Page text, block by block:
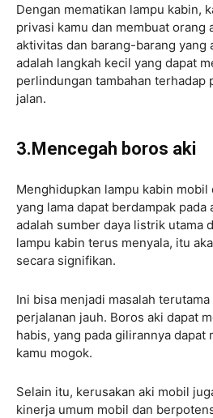
Dengan mematikan lampu kabin,
privasi kamu dan membuat orang
aktivitas dan barang-barang yang
adalah langkah kecil yang dapat
perlindungan tambahan terhadap
jalan.
3.Mencegah boros aki
Menghidupkan lampu kabin mobil
yang lama dapat berdampak pada
adalah sumber daya listrik utama
lampu kabin terus menyala, itu
secara signifikan.
Ini bisa menjadi masalah
perjalanan jauh. Boros aki dapat
habis, yang pada gilirannya dapat
kamu mogok.
Selain itu, kerusakan aki mobil
kinerja umum mobil dan